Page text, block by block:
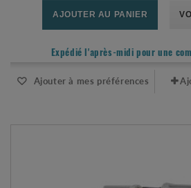
AJOUTER AU PANIER
Expédié l'après-midi pour une
Ajouter à mes préférences